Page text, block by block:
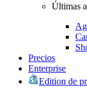
Últimas
Precios
Enterprise
Edition de